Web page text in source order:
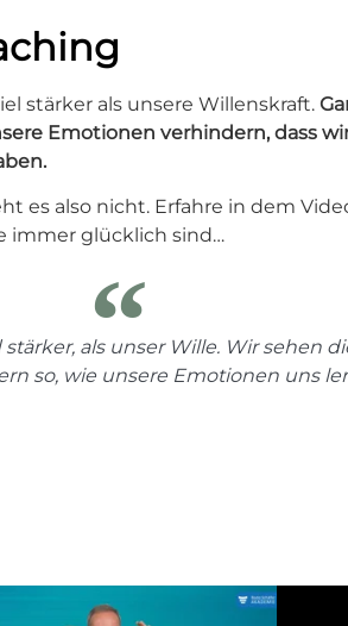
stärker als unsere Willenskraft.
Emotionen verhindern, dass
es also nicht. Erfahre in dem
immer glücklich sind…
als unser Wille. Wir sehen
so, wie unsere Emotionen uns